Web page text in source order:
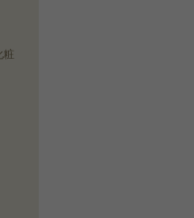
粧